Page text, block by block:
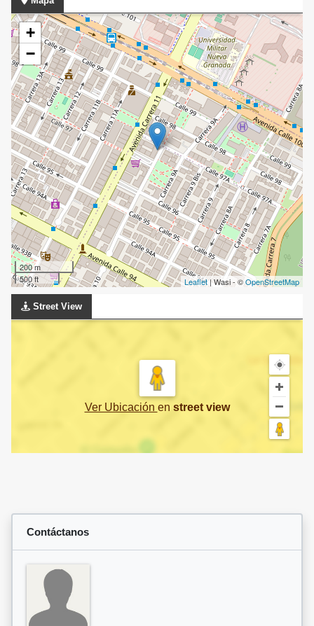
+
−
200 m
500 ft
Leaflet| Wasi - ©OpenStreetMap
Street View
Ver Ubicación en street view
Contáctanos